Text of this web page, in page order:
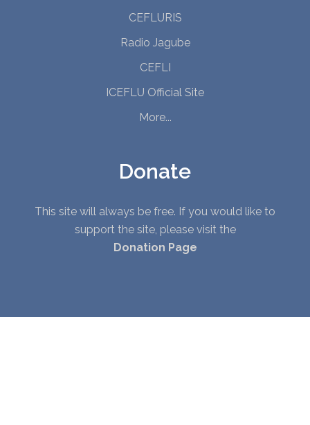
CEFLURIS
Radio Jagube
CEFLI
ICEFLU Official Site
More...
Donate
This site will always be free. If you would like to
support the site, please visit the
Donation Page